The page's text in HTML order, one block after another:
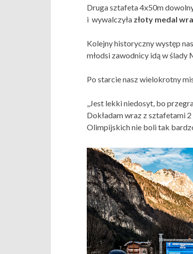
Druga sztafeta 4x50m
i wywalczyła złoty medal
Kolejny historyczny występ
młodsi zawodnicy idą w ślady
Po starcie nasz wielokrotny
„Jest lekki niedosyt, bo
Dokładam wraz z sztafetami
Olimpijskich nie boli tak